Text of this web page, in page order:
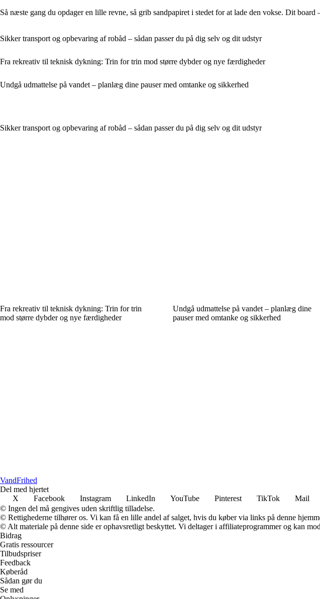
Så næste gang du opdager en lille revne, så grib sandpapiret i stedet for at lade den vokse. Dit
Sikker transport og opbevaring af robåd – sådan passer du på dig selv og dit udstyr
Fra rekreativ til teknisk dykning: Trin for trin mod større dybder og nye færdigheder
Undgå udmattelse på vandet – planlæg dine pauser med omtanke og sikkerhed
Sikker transport og opbevaring af robåd – sådan passer du på dig selv og dit udstyr
Fra rekreativ til teknisk dykning: Trin for trin
mod større dybder og nye færdigheder
Undgå udmattelse på vandet – planlæg dine
pauser med omtanke og sikkerhed
VandFrihed
Del med hjertet
X
Facebook Instagram LinkedIn YouTube Pinterest TikTok Mail
© Ingen del må gengives uden skriftlig tilladelse.
© Rettighederne tilhører os. Vi kan få en lille andel af salget, hvis du køber via links på denne
© Alt materiale på denne side er ophavsretligt beskyttet. Vi deltager i affiliateprogrammer og kan
Bidrag
Gratis ressourcer
Tilbudspriser
Feedback
Køberåd
Sådan gør du
Se med